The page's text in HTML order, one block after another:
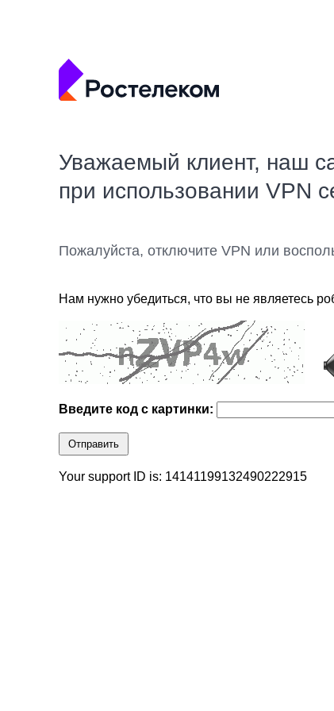
Уважаемый клиент, наш
при использовании VPN
Пожалуйста, отключите VPN или
Нам нужно убедиться, что вы не являетесь
Введите код с картинки:
Отправить
Your support ID is: 14141199132490222915